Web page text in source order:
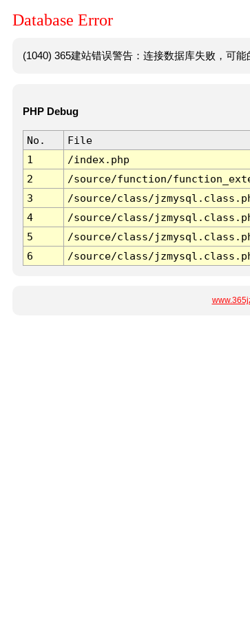
Database Error
(1040) 365建站错误警告：连接数据库失败，可
PHP Debug
No. File
1
/index.php
2
/source/function/
3
/source/class/
4
/source/class/
5
/source/class/
6
/source/class/